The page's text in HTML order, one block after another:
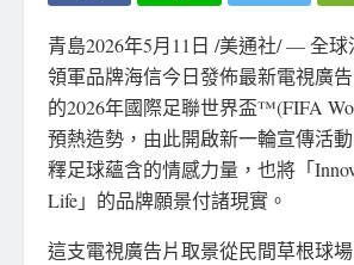
青島2026年5月11日 /美通社/ — 全球
領軍品牌海信今日發佈最新電視廣
的2026年國際足聯世界盃™(FIFA
預熱造勢，由此開啟新一輪宣傳活
釋足球蘊含的情感力量，也將「
Life」的品牌願景付諸現實。
這支電視廣告片取景從民間草根球